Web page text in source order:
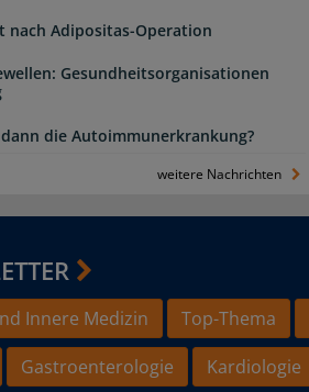
nach Adipositas-Operation
Gesundheitsorganisationen
die Autoimmunerkrankung?
weitere Nachrichten
Innere Medizin Top-Thema
Gastroenterologie Kardiologie